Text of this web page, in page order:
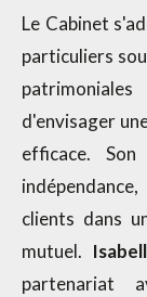
Le Cabinet
particuliers
d'envisager
efficace.
clients dans
mutuel.
partenariat